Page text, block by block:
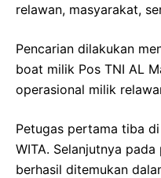
relawan, masyarakat,
Pencarian dilakukan
boat milik Pos TNI AL
operasional milik
Petugas pertama tiba
WITA. Selanjutnya pada
berhasil ditemukan